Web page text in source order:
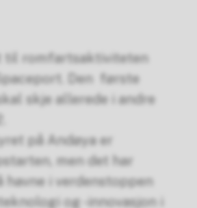
til romfartsaktiviteten
Den
første
skje allerede i andre
på Andøya er
men det har
i verdenstoppen
og -innovasjon i